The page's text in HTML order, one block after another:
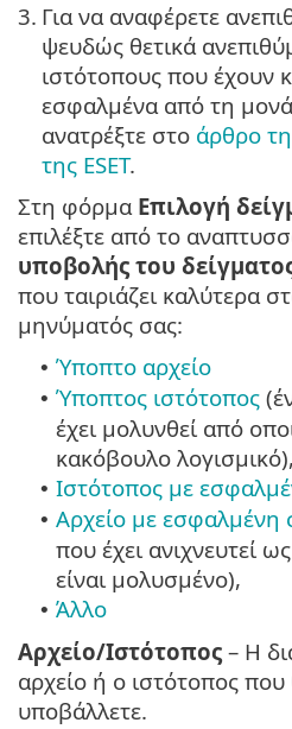
3. Για να αναφέρετε
ψευδώς θετικά
ιστότοπους που έχουν
εσφαλμένα από τη
ανατρέξτε στο άρθρο
της ESET.
Στη φόρμα Επιλογή
επιλέξτε από το
υποβολής του
που ταιριάζει καλύτερα
μηνύματός σας:
• Ύποπτο αρχείο
• Ύποπτος ιστότοπος
έχει μολυνθεί από
κακόβουλο λογισμικό),
• Ιστότοπος με
• Αρχείο με εσφαλμένη
που έχει ανιχνευτεί
είναι μολυσμένο),
• Άλλο
Αρχείο/Ιστότοπος – Η
αρχείο ή ο ιστότοπος που
υποβάλλετε.